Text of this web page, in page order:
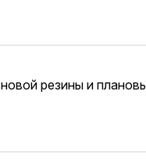
резины и